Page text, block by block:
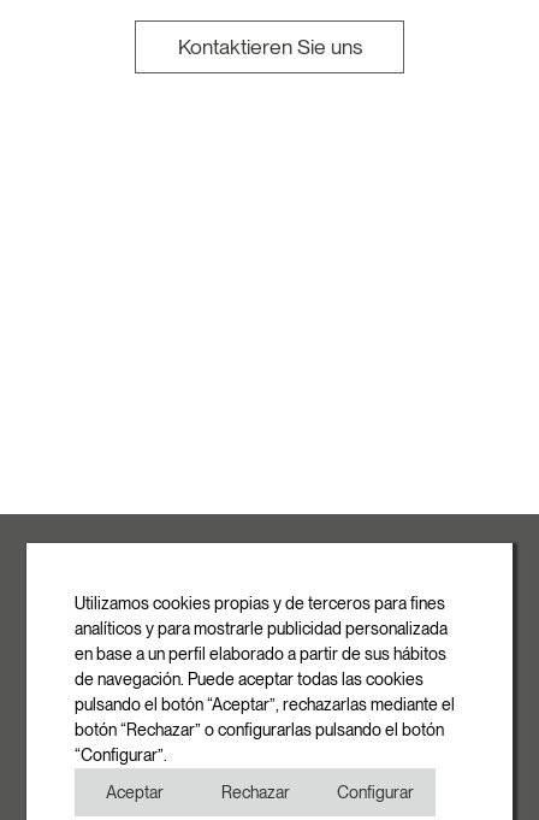
Kontaktieren Sie uns
Ronda de la Font Grossa, 15 Pol. Ind. La Gavarra
08540 Centelles | Barcelona
E-mail
info@rovasi.com
Telefon
+34 93 881 37 13
Utilizamos cookies propias y de terceros para fines
analíticos y para mostrarle publicidad personalizada
en base a un perfil elaborado a partir de sus hábitos
de navegación. Puede aceptar todas las cookies
pulsando el botón “Aceptar”, rechazarlas mediante el
botón “Rechazar” o configurarlas pulsando el botón
“Configurar”.
Aceptar
Rechazar Configurar